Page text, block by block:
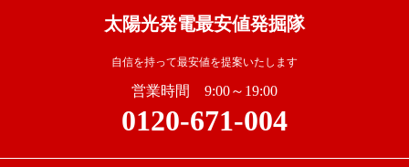
太陽光発電最安値発掘隊
自信を持って最安値を提案いたします
営業時間 9:00～19:00
0120-671-004